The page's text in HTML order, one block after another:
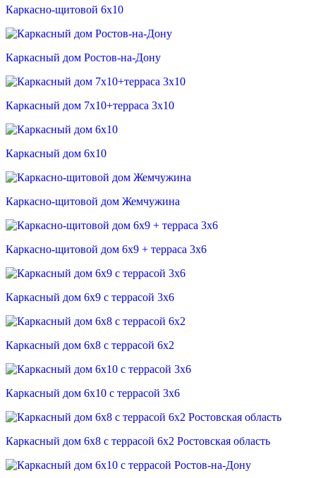
Каркасно-щитовой 6х10
Каркасный дом Ростов-на-Дону
Каркасный дом 7х10+терраса 3х10
Каркасный дом 6х10
Каркасно-щитовой дом Жемчужина
Каркасно-щитовой дом 6х9 + терраса 3х6
Каркасный дом 6х9 с террасой 3х6
Каркасный дом 6х8 с террасой 6х2
Каркасный дом 6х10 с террасой 3х6
Каркасный дом 6х8 с террасой 6х2 Ростовская область